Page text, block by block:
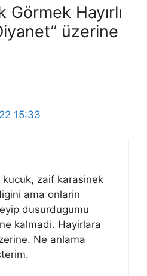
Görmek Hayırlı
üzerine
15:33
zaif karasinek
ama onlarin
dusurdugumu
kalmadi. Hayirlara
Ne anlama